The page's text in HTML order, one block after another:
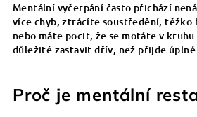
Mentální vyčerpání často přichází
více chyb, ztrácíte soustředění, těžko
nebo máte pocit, že se motáte v
důležité zastavit dřív, než přijde
Proč je mentální